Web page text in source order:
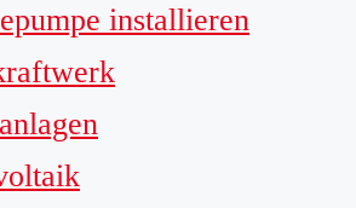
installieren